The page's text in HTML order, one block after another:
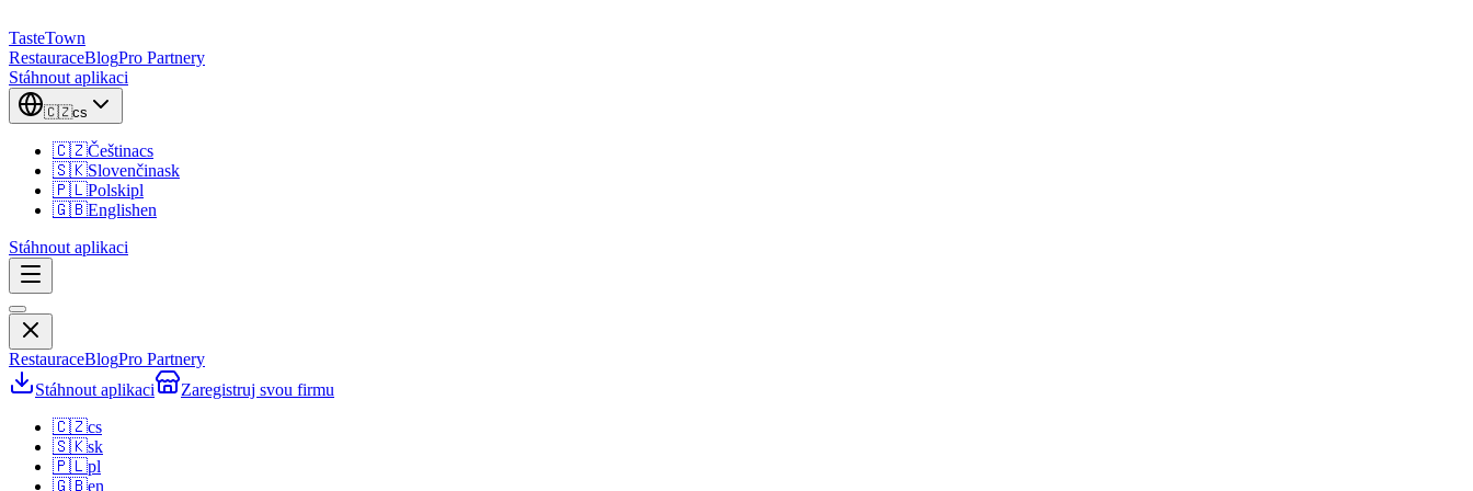
TasteTown
RestauraceBlogPro Partnery
Stáhnout aplikaci
🇨🇿cs
🇨🇿Češtinacs
🇸🇰Slovenčinask
🇵🇱Polskipl
🇬🇧Englishen
Stáhnout aplikaci
RestauraceBlogPro Partnery
Stáhnout aplikaci
Zaregistruj svou firmu
🇨🇿cs
🇸🇰sk
🇵🇱pl
🇬🇧en